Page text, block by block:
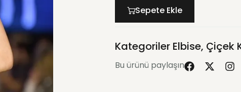
Sepete Ekle
Kategoriler Elbise, Çiçek
Bu ürünü paylaşın